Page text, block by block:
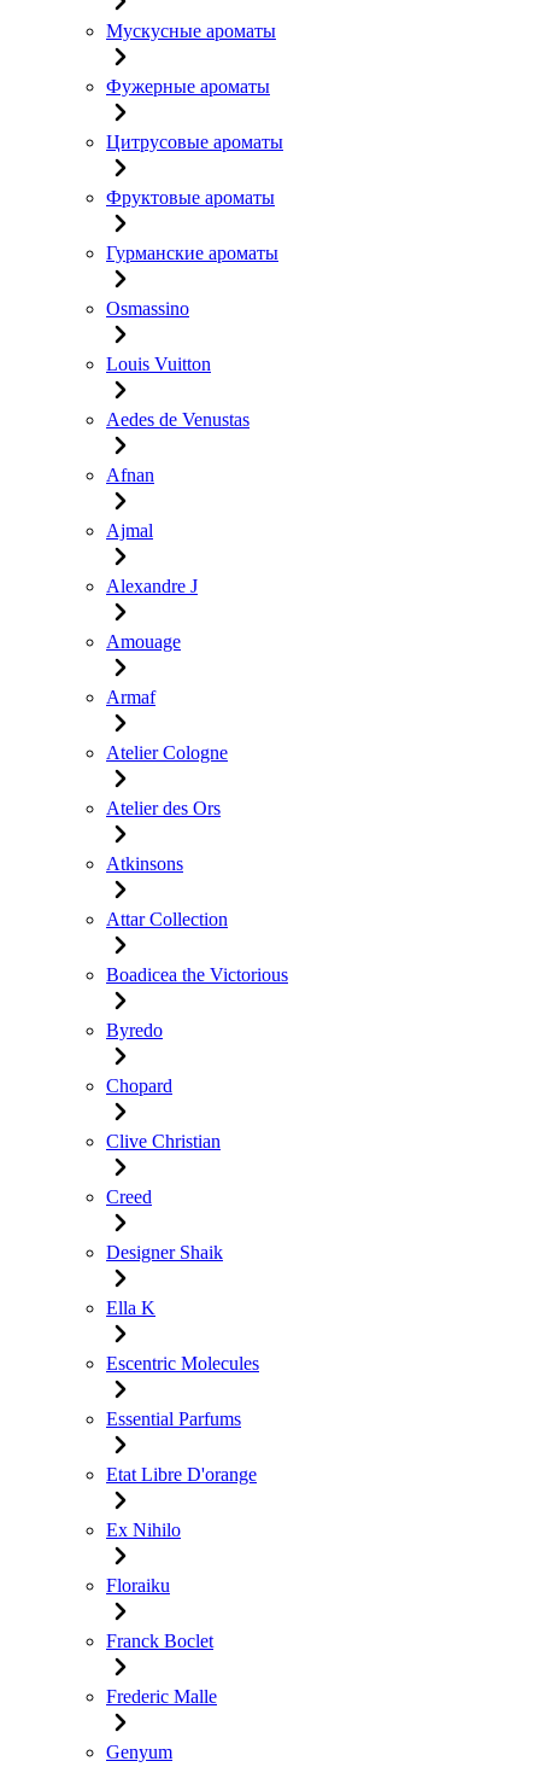
Мускусные ароматы
Фужерные ароматы
Цитрусовые ароматы
Фруктовые ароматы
Гурманские ароматы
Osmassino
Louis Vuitton
Aedes de Venustas
Afnan
Ajmal
Alexandre J
Amouage
Armaf
Atelier Cologne
Atelier des Ors
Atkinsons
Attar Collection
Boadicea the Victorious
Byredo
Chopard
Clive Christian
Creed
Designer Shaik
Ella K
Escentric Molecules
Essential Parfums
Etat Libre D'orange
Ex Nihilo
Floraiku
Franck Boclet
Frederic Malle
Genyum